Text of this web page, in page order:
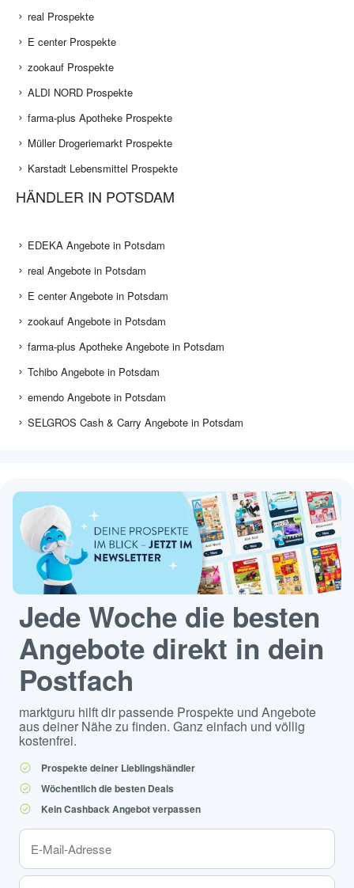
real Prospekte
E center Prospekte
zookauf Prospekte
ALDI NORD Prospekte
farma-plus Apotheke Prospekte
Müller Drogeriemarkt Prospekte
Karstadt Lebensmittel Prospekte
HÄNDLER IN POTSDAM
EDEKA Angebote in Potsdam
real Angebote in Potsdam
E center Angebote in Potsdam
zookauf Angebote in Potsdam
farma-plus Apotheke Angebote in Potsdam
Tchibo Angebote in Potsdam
emendo Angebote in Potsdam
SELGROS Cash & Carry Angebote in Potsdam
Jede Woche die besten
Angebote direkt in dein
Postfach
marktguru hilft dir passende Prospekte und Angebote
aus deiner Nähe zu finden. Ganz einfach und völlig
kostenfrei.
Prospekte deiner Lieblingshändler
Wöchentlich die besten Deals
Kein Cashback Angebot verpassen